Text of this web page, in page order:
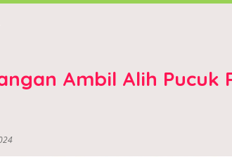
Ambil Alih Pucuk